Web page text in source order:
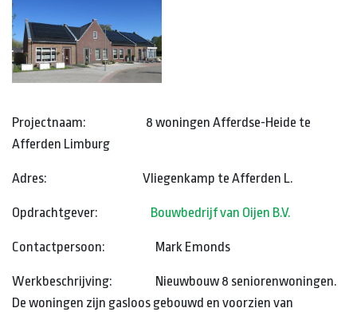
Projectnaam: 8 woningen Afferdse-Heide te
Afferden Limburg
Adres: Vliegenkamp te Afferden L.
Opdrachtgever: Bouwbedrijf van Oijen B.V.
Contactpersoon: Mark Emonds
Werkbeschrijving: Nieuwbouw 8 seniorenwoningen.
De woningen zijn gasloos gebouwd en voorzien van